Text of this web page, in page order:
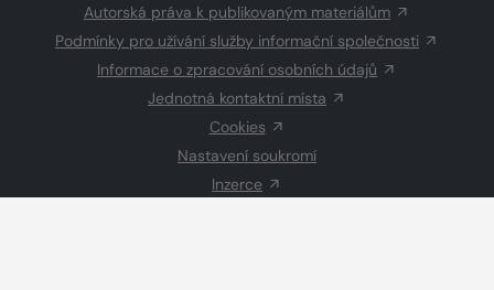
Autorská práva k publikovaným materiálům
Podmínky pro užívání služby informační společnosti
Informace o zpracování osobních údajů
Jednotná kontaktní místa
Cookies
Nastavení soukromí
Inzerce